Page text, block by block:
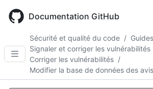
main
Documentation GitHub
Sécurité et qualité du code /
Signaler et corriger les vulnérabilités
Corriger les vulnérabilités /
Modifier la base de données des avis